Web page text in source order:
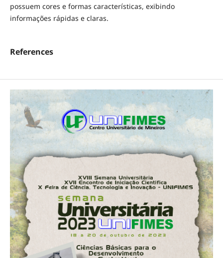
possuem cores e formas características, exibindo
informações rápidas e claras.
References